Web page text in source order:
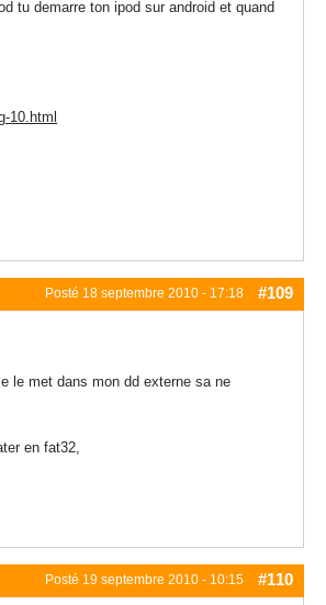
tu demarre ton ipod sur android et quand
10.html
Posté 18 septembre 2010 - 17:18 #109
le met dans mon dd externe sa ne
en fat32,
Posté 19 septembre 2010 - 10:15 #110